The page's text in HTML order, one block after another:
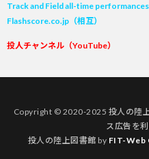
Track and Field all-time performances
Flashscore.co.jp（相互）
投人チャンネル（YouTube）
Copyright © 2020-2025 投人の陸
ス広告を
投人の陸上図書館 by FIT-Web